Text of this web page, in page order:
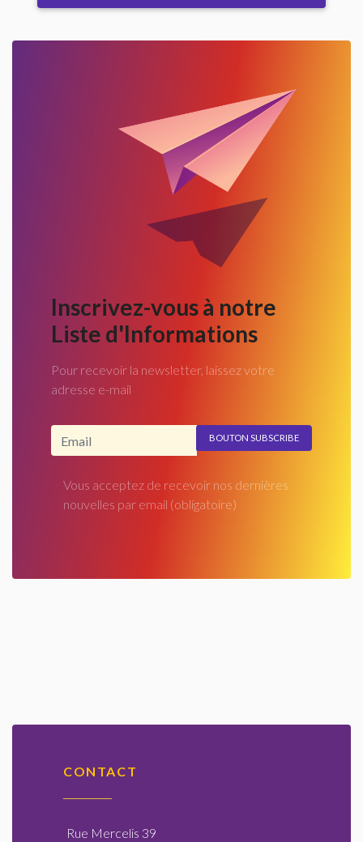
Inscrivez-vous à notre
Liste d'Informations
Pour recevoir la newsletter, laissez votre
adresse e-mail
Adresse email...
Vous acceptez de recevoir nos dernières
nouvelles par email (obligatoire)
CONTACT
Rue Mercelis 39